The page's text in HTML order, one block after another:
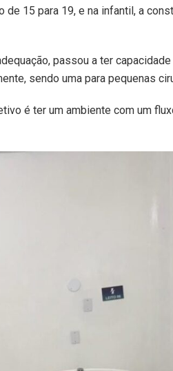
15 para 19, e na infantil, a
passou a ter
sendo uma para pequenas
é ter um ambiente com um